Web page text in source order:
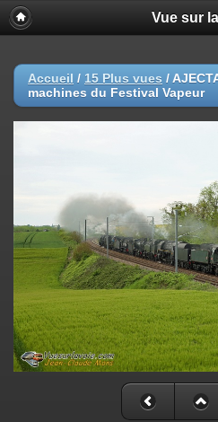
Vue sur
Accueil / 15 Plus vues /
machines du Festival Vapeur